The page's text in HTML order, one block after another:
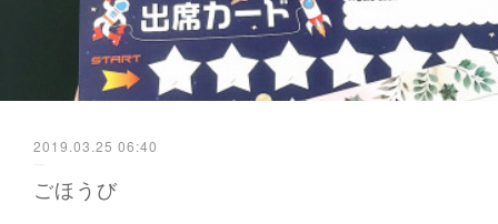
2019.03.25 06:40
ごほうび